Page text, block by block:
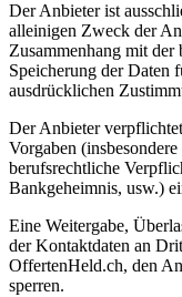
Der Anbieter ist
alleinigen Zweck der
Zusammenhang mit
Speicherung der Daten
ausdrücklichen
Der Anbieter
Vorgaben
berufsrechtliche
Bankgeheimnis, usw.)
Eine Weitergabe,
der Kontaktdaten an
OffertenHeld.ch, den
sperren.